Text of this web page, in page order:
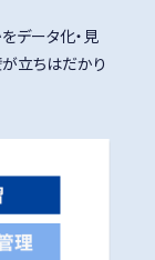
データ化・見
立ちはだかり